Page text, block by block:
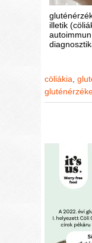
illetik
cöliákia ,